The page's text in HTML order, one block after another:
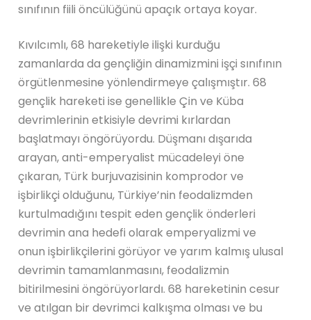
sınıfının fiili öncülüğünü apaçık ortaya koyar.
Kıvılcımlı, 68 hareketiyle ilişki kurduğu
zamanlarda da gençliğin dinamizmini işçi sınıfının
örgütlenmesine yönlendirmeye çalışmıştır. 68
gençlik hareketi ise genellikle Çin ve Küba
devrimlerinin etkisiyle devrimi kırlardan
başlatmayı öngörüyordu. Düşmanı dışarıda
arayan, anti-emperyalist mücadeleyi öne
çıkaran, Türk burjuvazisinin komprodor ve
işbirlikçi olduğunu, Türkiye’nin feodalizmden
kurtulmadığını tespit eden gençlik önderleri
devrimin ana hedefi olarak emperyalizmi ve
onun işbirlikçilerini görüyor ve yarım kalmış ulusal
devrimin tamamlanmasını, feodalizmin
bitirilmesini öngörüyorlardı. 68 hareketinin cesur
ve atılgan bir devrimci kalkışma olması ve bu